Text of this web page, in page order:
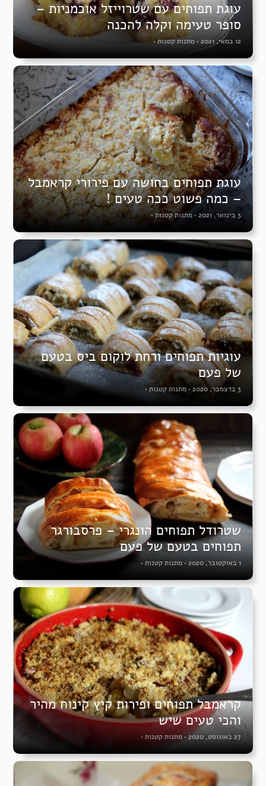
עוגת תפוחים עם שטרוייזל אוכמניות –
סופר טעימה וקלה להכנה
12 במאי, 2021 • מתנות קטנות•
עוגת תפוחים בחושה עם פירורי קראמבל
– כמה פשוט ככה טעים !
3 בינואר, 2021 • מתנות קטנות•
עוגיות תפוחים ורחת לוקום ביס בטעם
של פעם
3 בדצמבר, 2020 • מתנות קטנות •
שטרודל תפוחים הונגרי – פרסבורגר
תפוחים בטעם של פעם
1 באוקטובר, 2020 • מתנות קטנות •
קראמבל תפוחים ופירות קיץ קינוח מהיר
והכי טעים שיש
27 באוגוסט, 2020 • מתנות קטנות •